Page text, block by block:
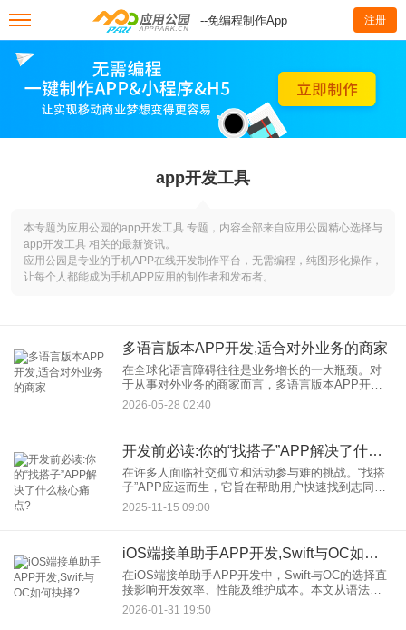
--免编程制作App 注册
app开发工具
本专题为应用公园的app开发工具 专题，内容全部来自应用公园精心选择与
app开发工具 相关的最新资讯。
应用公园是专业的手机APP在线开发制作平台，无需编程，纯图形化操作，
让每个人都能成为手机APP应用的制作者和发布者。
多语言版本APP开发,适合对外业务的商家
在全球化语言障碍往往是业务增长的一大瓶颈。对
于从事对外业务的商家而言，多语言版本APP开发
已经成为连接世界、提升竞争力的关键路径。一套
支持多语言的移动应用，不仅能够增强用户体验，
2026-05-28 02:40
开发前必读:你的“找搭子”APP解决了什么核心痛点?
在许多人面临社交孤立和活动参与难的挑战。“找搭
子”APP应运而生，它旨在帮助用户快速找到志同道
合的伙伴，共同参与运动、旅行、学习等活动。但
作为开发者，在投入资源之前，必须深入理解这类
2025-11-15 09:00
iOS端接单助手APP开发,Swift与OC如何抉择?
在iOS端接单助手APP开发中，Swift与OC的选择直
接影响开发效率、性能及维护成本。本文从语法特
性、生态支持、开发效率、性能优化等维度深度对
比，结合实际案例解析技术选型策略，助开发者精
2026-01-31 19:50